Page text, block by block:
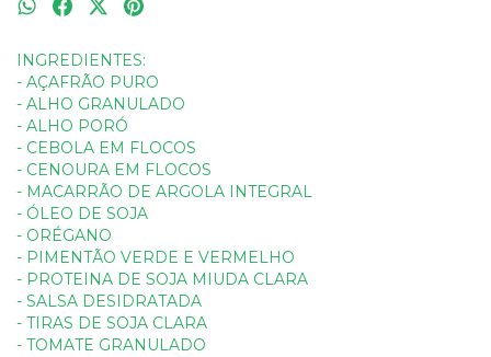
INGREDIENTES:
- AÇAFRÃO PURO
- ALHO GRANULADO
- ALHO PORÓ
- CEBOLA EM FLOCOS
- CENOURA EM FLOCOS
- MACARRÃO DE ARGOLA INTEGRAL
- ÓLEO DE SOJA
- ORÉGANO
- PIMENTÃO VERDE E VERMELHO
- PROTEINA DE SOJA MIUDA CLARA
- SALSA DESIDRATADA
- TIRAS DE SOJA CLARA
- TOMATE GRANULADO